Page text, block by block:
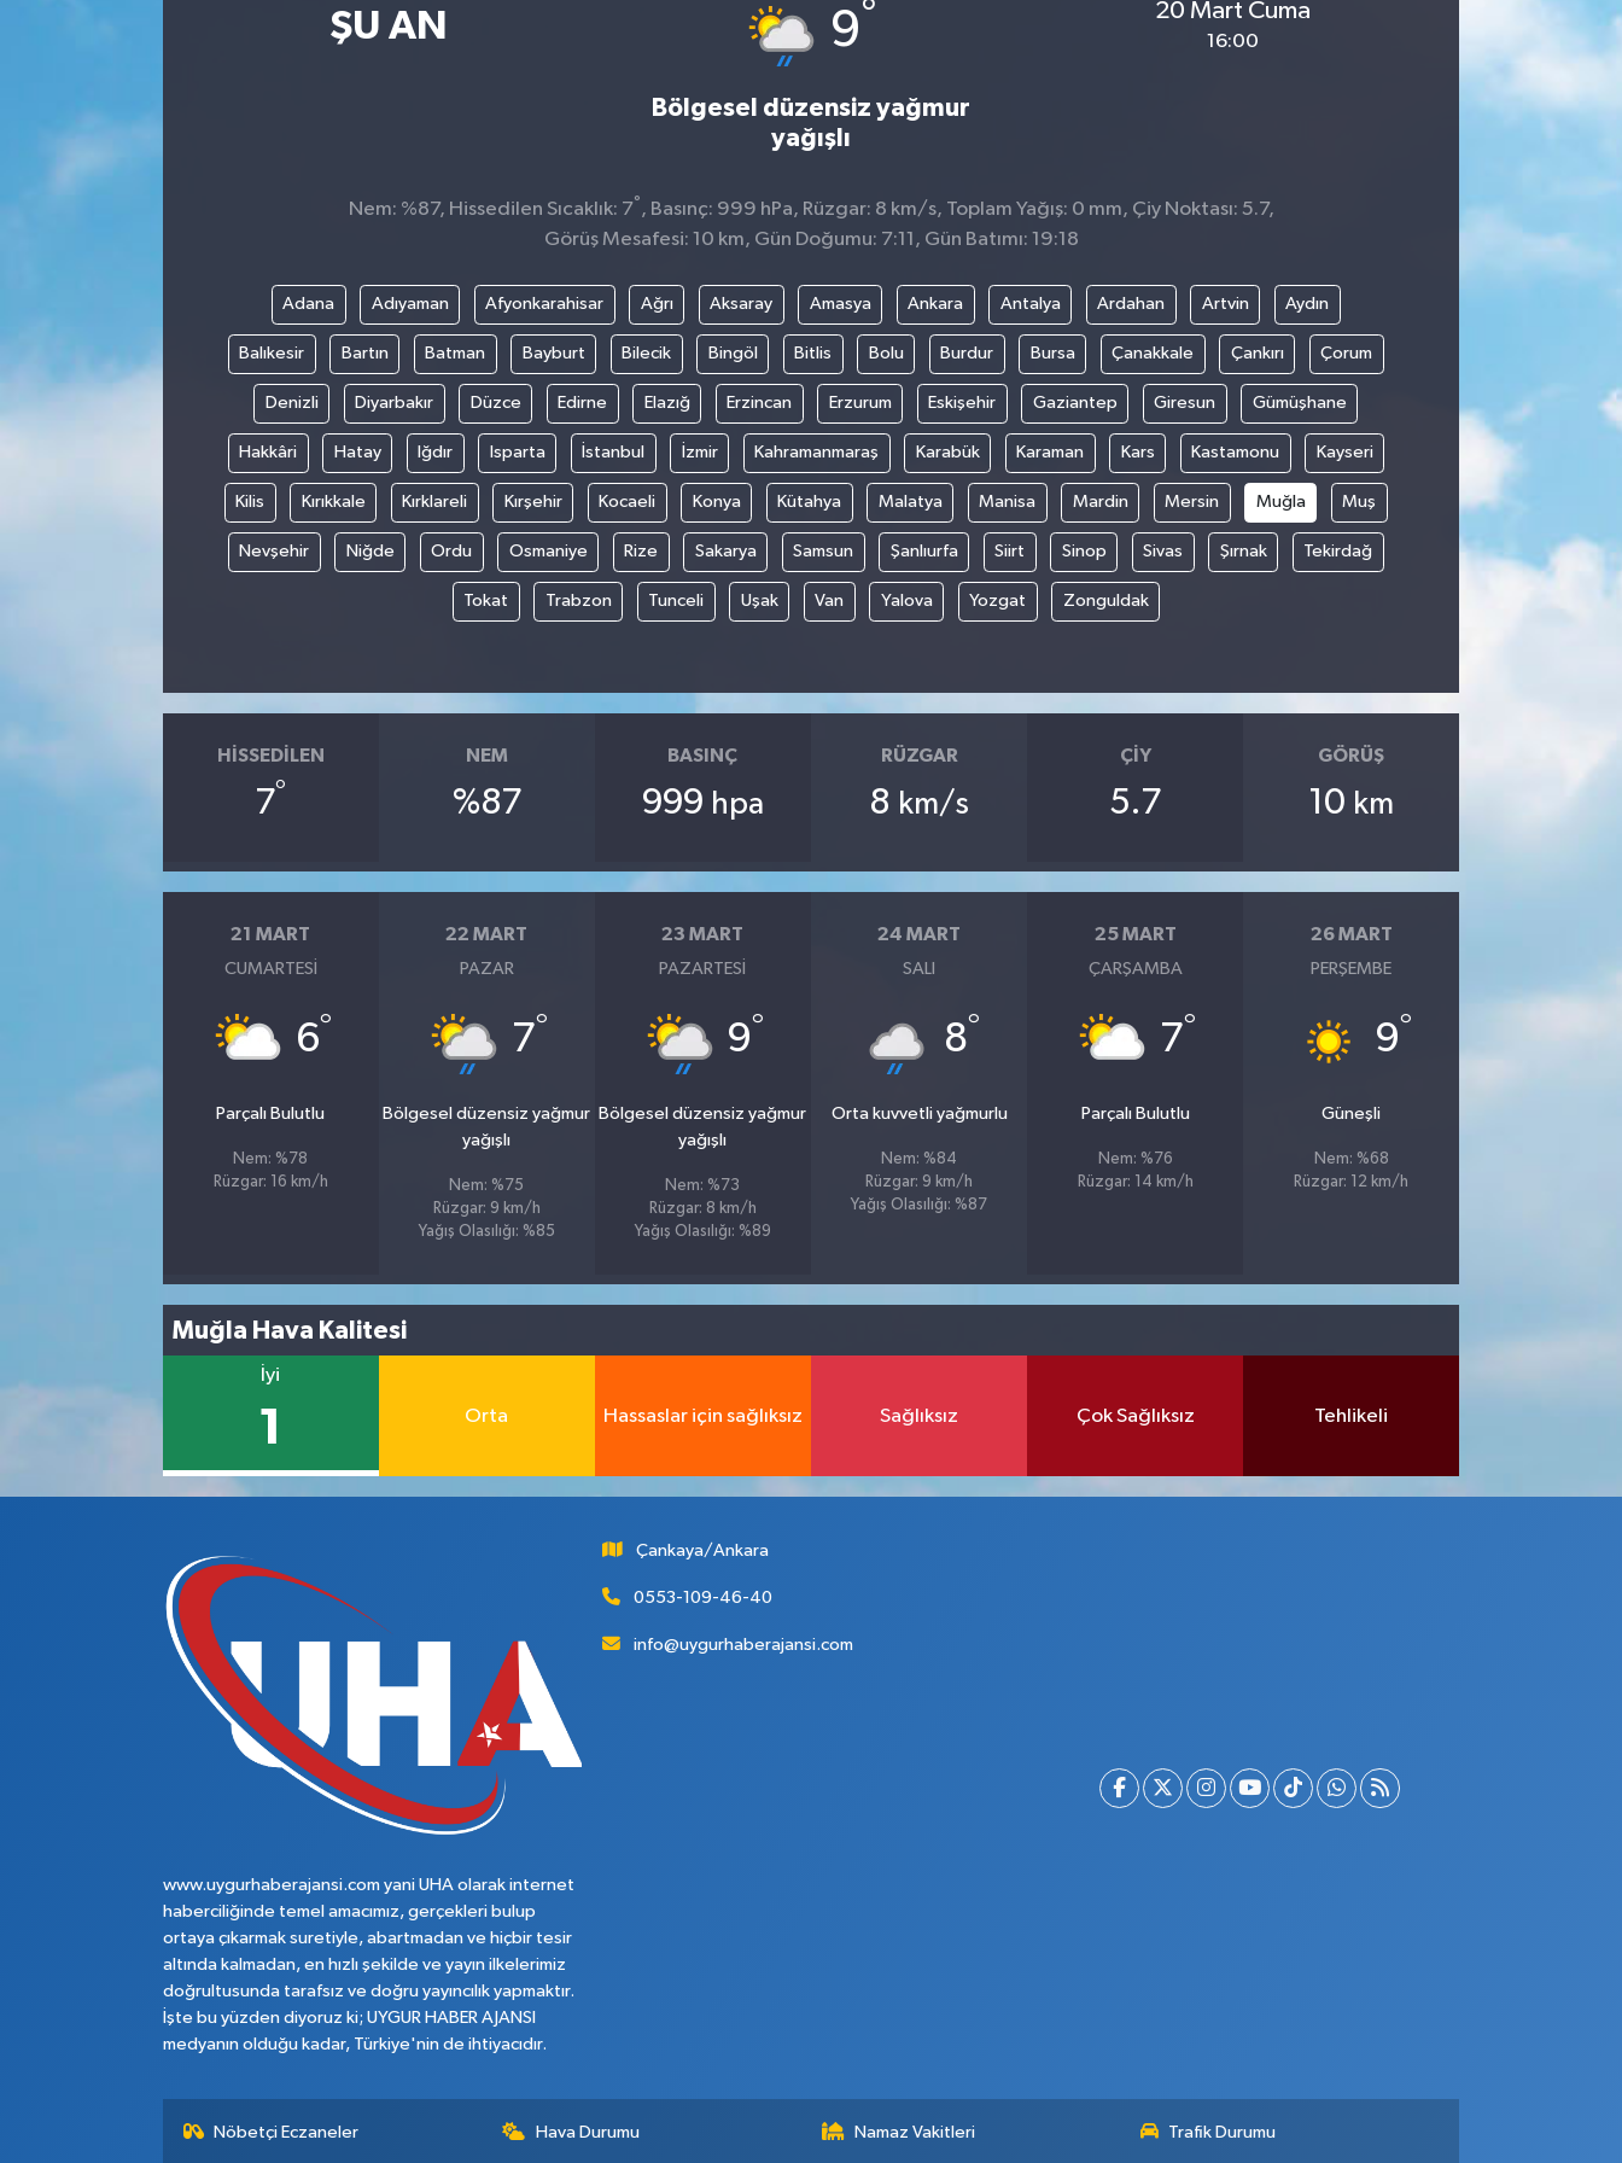
ŞU AN 9°
Bölgesel düzensiz yağmur
yağışlı
20 Mart Cuma
16:00
Nem: %87, Hissedilen Sıcaklık: 7° , Basınç: 999 hPa, Rüzgar: 8 km/s, Toplam Yağış: 0 mm, Çiy Noktası: 5.7,
Görüş Mesafesi: 10 km, Gün Doğumu: 7:11, Gün Batımı: 19:18
Adana Adıyaman Afyonkarahisar Ağrı Aksaray Amasya Ankara Antalya Ardahan Artvin Aydın
Balıkesir Bartın Batman Bayburt Bilecik Bingöl Bitlis Bolu Burdur Bursa Çanakkale Çankırı Çorum
Denizli Diyarbakır Düzce Edirne Elazığ Erzincan Erzurum Eskişehir Gaziantep Giresun Gümüşhane
Hakkâri Hatay Iğdır Isparta İstanbul İzmir Kahramanmaraş Karabük Karaman Kars Kastamonu Kayseri
Kilis Kırıkkale Kırklareli Kırşehir Kocaeli Konya Kütahya Malatya Manisa Mardin Mersin Muğla Muş
Nevşehir Niğde Ordu Osmaniye Rize Sakarya Samsun Şanlıurfa Siirt Sinop Sivas Şırnak Tekirdağ
Tokat Trabzon Tunceli Uşak Van Yalova Yozgat Zonguldak
HISSEDILEN
7°
NEM
%87
BASINÇ
999 hpa
RÜZGAR
8 km/s
ÇIY
5.7
GÖRÜŞ
10 km
21 MART
CUMARTESI
6°
Parçalı Bulutlu
Nem: %78
Rüzgar: 16 km/h
22 MART
PAZAR
7°
Bölgesel düzensiz yağmur
yağışlı
Nem: %75
Rüzgar: 9 km/h
Yağış Olasılığı: %85
23 MART
PAZARTESI
9°
Bölgesel düzensiz yağmur
yağışlı
Nem: %73
Rüzgar: 8 km/h
Yağış Olasılığı: %89
24 MART
SALI
8°
Orta kuvvetli yağmurlu
Nem: %84
Rüzgar: 9 km/h
Yağış Olasılığı: %87
25 MART
ÇARŞAMBA
7°
Parçalı Bulutlu
Nem: %76
Rüzgar: 14 km/h
26 MART
PERŞEMBE
9°
Güneşli
Nem: %68
Rüzgar: 12 km/h
Muğla Hava Kalitesi
İyi
1 Orta Hassaslar için sağlıksız Sağlıksız Çok Sağlıksız Tehlikeli
www.uygurhaberajansi.com yani UHA olarak internet
haberciliğinde temel amacımız, gerçekleri bulup
ortaya çıkarmak suretiyle, abartmadan ve hiçbir tesir
altında kalmadan, en hızlı şekilde ve yayın ilkelerimiz
doğrultusunda tarafsız ve doğru yayıncılık yapmaktır.
İşte bu yüzden diyoruz ki; UYGUR HABER AJANSI
medyanın olduğu kadar, Türkiye'nin de ihtiyacıdır.
Çankaya/Ankara
0553-109-46-40
info@uygurhaberajansi.com
Nöbetçi Eczaneler Hava Durumu Namaz Vakitleri Trafik Durumu